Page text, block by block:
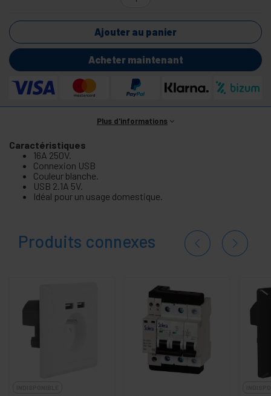
Ajouter au panier
Acheter maintenant
Plus d'informations
Caractéristiques
16A 250V.
Connexion USB
Couleur blanche.
USB 2.1A 5V.
Idéal pour un usage domestique.
Produits connexes